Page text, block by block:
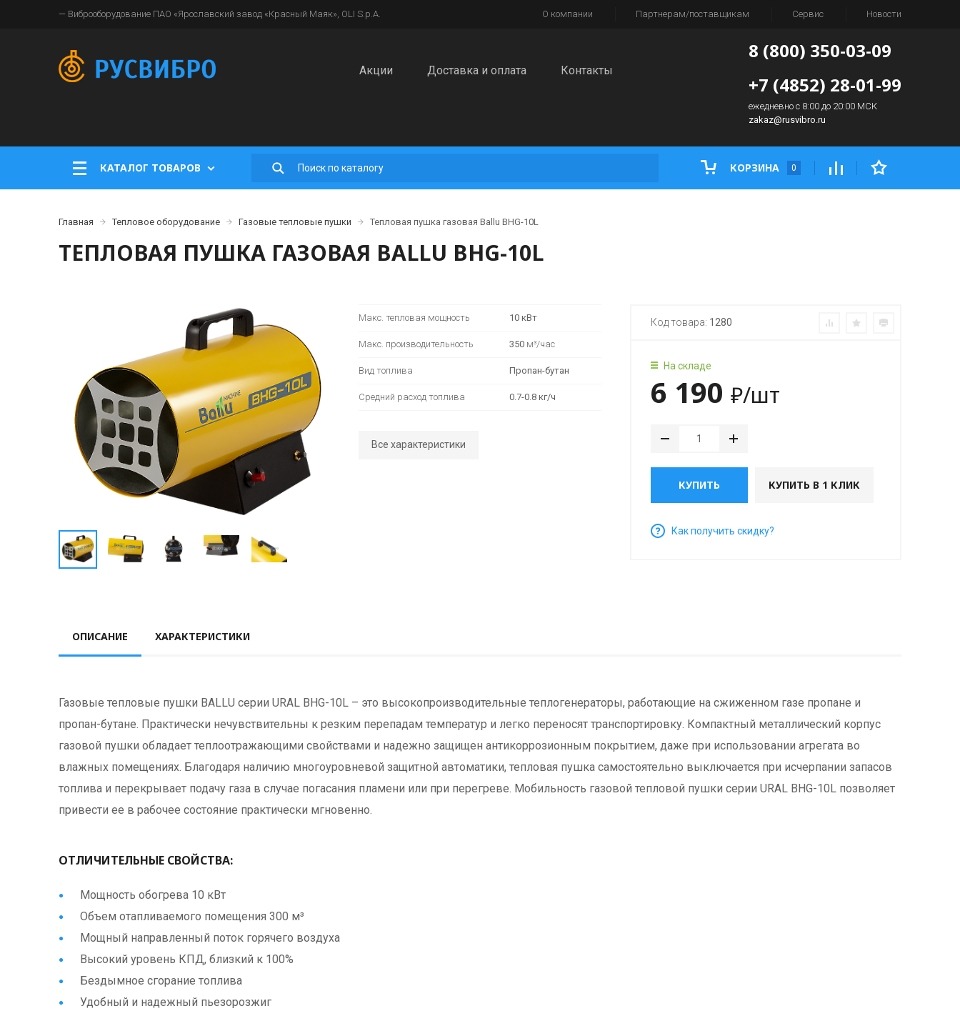
— Виброоборудование ПАО «Ярославский завод «Красный Маяк», OLI S.p.A. О компании Партнерам/поставщикам Сервис Новости
8 (800) 350-03-09
+7 (4852) 28-01-99
ежедневно с 8:00 до 20:00 МСК
zakaz@rusvibro.ru
Акции Доставка и оплата Контакты
КОРЗИНА 0
КАТАЛОГ ТОВАРОВ
Главная Тепловое оборудование Газовые тепловые пушки Тепловая пушка газовая Ballu BHG-10L
ТЕПЛОВАЯ ПУШКА ГАЗОВАЯ BALLU BHG-10L
Макс. тепловая мощность 10 кВт
Макс. производительность 350 м³/час
Вид топлива Пропан-бутан
Средний расход топлива 0.7-0.8 кг/ч
Все характеристики
Код товара: 1280
На складе
6 190 ₽/шт
КУПИТЬ КУПИТЬ В 1 КЛИК
Как получить скидку?
ОПИСАНИЕ ХАРАКТЕРИСТИКИ
Газовые тепловые пушки BALLU серии URAL BHG-10L – это высокопроизводительные теплогенераторы, работающие на сжиженном газе пропане и
пропан-бутане. Практически нечувствительны к резким перепадам температур и легко переносят транспортировку. Компактный металлический корпус
газовой пушки обладает теплоотражающими свойствами и надежно защищен антикоррозионным покрытием, даже при использовании агрегата во
влажных помещениях. Благодаря наличию многоуровневой защитной автоматики, тепловая пушка самостоятельно выключается при исчерпании запасов
топлива и перекрывает подачу газа в случае погасания пламени или при перегреве. Мобильность газовой тепловой пушки серии URAL BHG-10L позволяет
привести ее в рабочее состояние практически мгновенно.
ОТЛИЧИТЕЛЬНЫЕ СВОЙСТВА:
Мощность обогрева 10 кВт
Объем отапливаемого помещения 300 м³
Мощный направленный поток горячего воздуха
Высокий уровень КПД, близкий к 100%
Бездымное сгорание топлива
Удобный и надежный пьезорозжиг